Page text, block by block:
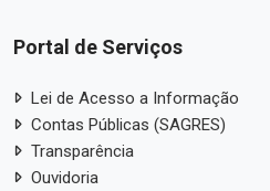
Portal de Serviços
Lei de Acesso a Informação
Contas Públicas (SAGRES)
Transparência
Ouvidoria